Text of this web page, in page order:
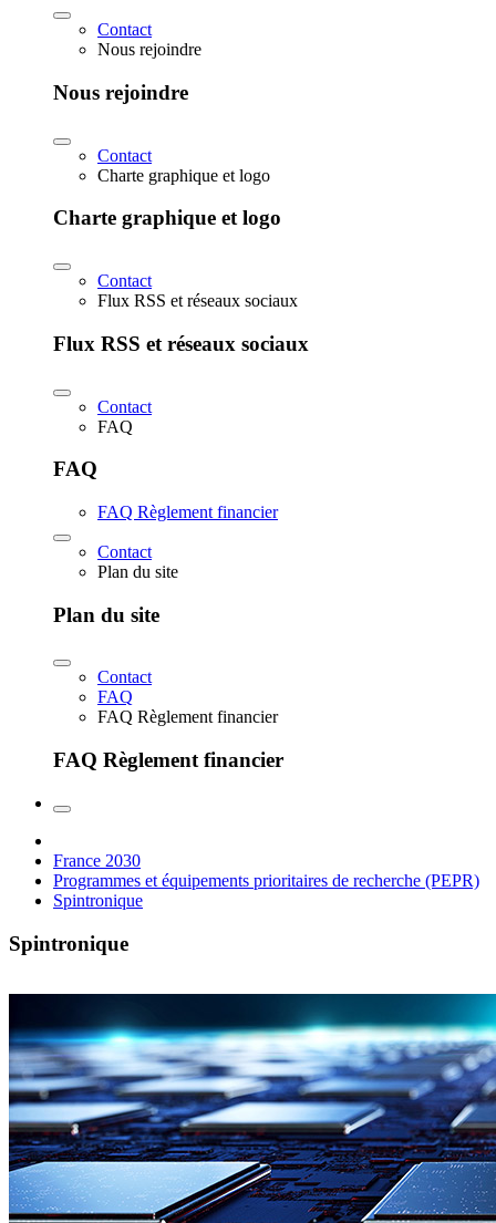
Contact
Nous rejoindre
Nous rejoindre
Contact
Charte graphique et logo
Charte graphique et logo
Contact
Flux RSS et réseaux sociaux
Flux RSS et réseaux sociaux
Contact
FAQ
FAQ
FAQ Règlement financier
Contact
Plan du site
Plan du site
Contact
FAQ
FAQ Règlement financier
FAQ Règlement financier
France 2030
Programmes et équipements prioritaires de recherche (PEPR)
Spintronique
Spintronique